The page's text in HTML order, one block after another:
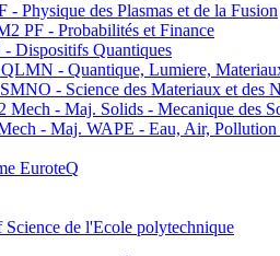
- Physique des Plasmas et de la Fusion
PF - Probabilités et Finance
Dispositifs Quantiques
- Quantique, Lumiere,
- Science des Materiaux et des
- Maj. Solids - Mecanique des
- Maj. WAPE - Eau, Air, Pollution
EuroteQ
de l'Ecole polytechnique